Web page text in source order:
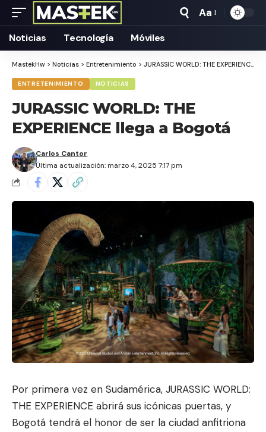
Tamaño
Aa
Noticias Tecnología Móviles
MastekHw > Noticias > Entretenimiento > JURASSIC WORLD: THE EXPERIENCE llega a Bogotá
ENTRETENIMIENTO NOTICIAS
JURASSIC WORLD: THE
EXPERIENCE llega a Bogotá
Última actualización: marzo 4, 2025 7:17 pm
Carlos Cantor
Por primera vez en Sudamérica, JURASSIC WORLD:
THE EXPERIENCE abrirá sus icónicas puertas, y
Bogotá tendrá el honor de ser la ciudad anfitriona